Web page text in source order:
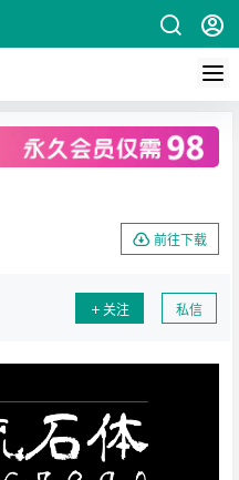
前往下载
关注 私信